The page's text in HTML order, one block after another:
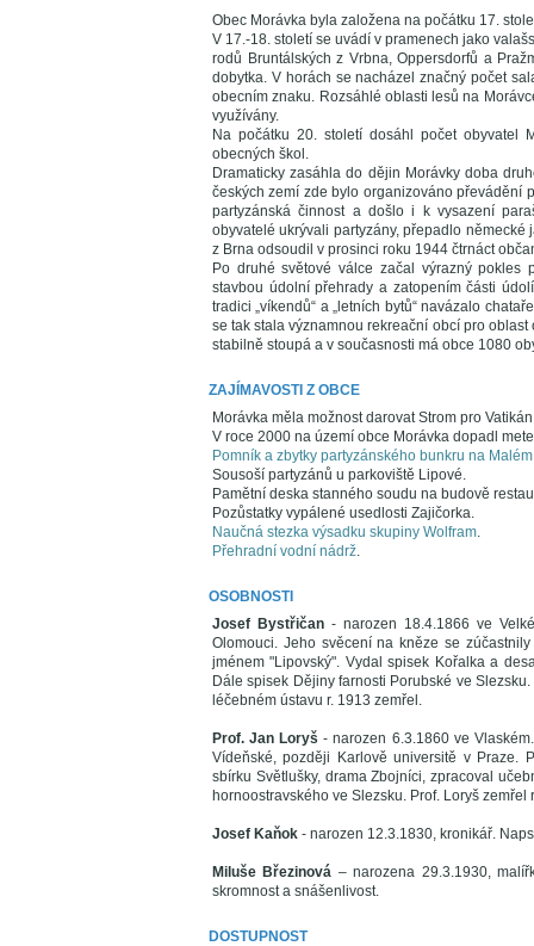
Obec Morávka byla založena na počátku 17.
V 17.-18. století se uvádí v pramenech jako
rodů Bruntálských z Vrbna, Oppersdorfů a
dobytka. V horách se nacházel značný počet
obecním znaku. Rozsáhlé oblasti lesů na
využívány.
Na počátku 20. století dosáhl počet obyvatel
obecných škol.
Dramaticky zasáhla do dějin Morávky doba
českých zemí zde bylo organizováno převádění
partyzánská činnost a došlo i k vysazení
obyvatelé ukrývali partyzány, přepadlo
z Brna odsoudil v prosinci roku 1944 čtrnáct
Po druhé světové válce začal výrazný pokles
stavbou údolní přehrady a zatopením části
tradici „víkendů“ a „letních bytů“ navázalo
se tak stala významnou rekreační obcí pro
stabilně stoupá a v současnosti má obce 1080
ZAJÍMAVOSTI Z OBCE
Morávka měla možnost darovat Strom pro
V roce 2000 na území obce Morávka dopadl
Pomník a zbytky partyzánského bunkru na
Sousoší partyzánů u parkoviště Lipové.
Pamětní deska stanného soudu na budově
Pozůstatky vypálené usedlosti Zajičorka.
Naučná stezka výsadku skupiny Wolfram.
Přehradní vodní nádrž.
OSOBNOSTI
Josef Bystřičan - narozen 18.4.1866 ve
Olomouci. Jeho svěcení na kněze se
jménem "Lipovský". Vydal spisek Kořalka a
Dále spisek Dějiny farnosti Porubské ve
léčebném ústavu r. 1913 zemřel.
Prof. Jan Loryš - narozen 6.3.1860 ve
Vídeňské, později Karlově universitě v Praze.
sbírku Světlušky, drama Zbojníci, zpracoval
hornoostravského ve Slezsku. Prof. Loryš
Josef Kaňok - narozen 12.3.1830, kronikář.
Miluše Březinová – narozena 29.3.1930,
skromnost a snášenlivost.
DOSTUPNOST